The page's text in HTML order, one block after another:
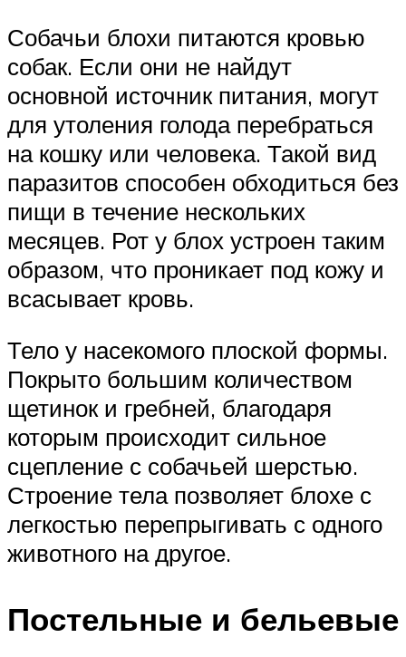
Собачьи блохи питаются кровью
собак. Если они не найдут
основной источник питания, могут
для утоления голода перебраться
на кошку или человека. Такой вид
паразитов способен обходиться без
пищи в течение нескольких
месяцев. Рот у блох устроен таким
образом, что проникает под кожу и
всасывает кровь.
Тело у насекомого плоской формы.
Покрыто большим количеством
щетинок и гребней, благодаря
которым происходит сильное
сцепление с собачьей шерстью.
Строение тела позволяет блохе с
легкостью перепрыгивать с одного
животного на другое.
Постельные и бельевые